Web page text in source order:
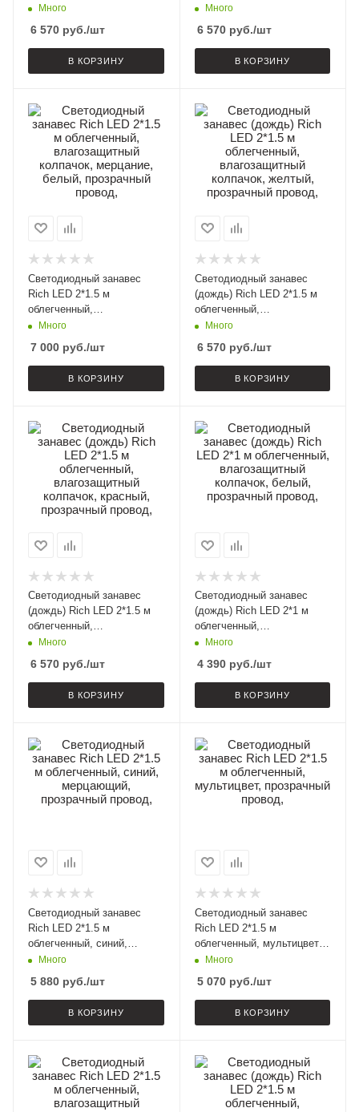
влагозащитный колпачок,
провод,
Много
6 570 руб./шт
В КОРЗИНУ
влагозащитный колпачок,
Много
6 570руб./шт
В КОРЗИНУ
Светодиодный занавес
Rich LED 2*1.5 м
облегченный,
влагозащитный колпачок,
прозрачный провод,
Много
7 000 руб./шт
В КОРЗИНУ
Светодиодный занавес
(дождь) Rich LED 2*1.5 м
облегченный,
влагозащитный колпачок,
провод,
Много
6 570руб./шт
В КОРЗИНУ
Светодиодный занавес
(дождь) Rich LED 2*1.5 м
облегченный,
влагозащитный колпачок,
провод,
Много
6 570 руб./шт
В КОРЗИНУ
Светодиодный занавес
(дождь) Rich LED 2*1 м
облегченный,
влагозащитный колпачок,
Много
4 390руб./шт
В КОРЗИНУ
Светодиодный занавес
Rich LED 2*1.5 м
облегченный, синий,
мерцающий, прозрачный
Много
5 880 руб./шт
В КОРЗИНУ
Светодиодный занавес
Rich LED 2*1.5 м
облегченный, мультицвет,
прозрачный провод,
Много
5 070руб./шт
В КОРЗИНУ